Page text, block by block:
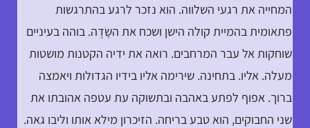
המחייה את רגעי השלווה. הוא נזכר לרגע בהתרגשות
פתאומית בהמיית קולה הישן ושכח את השָׂדֶה. בוהה בעיניים
שוחקות אל עבר המרחבים. רואה את ידיה הקטנות מושטות
מעלה. אליו. בתחינה. שירימה אליו בידיו הגדולות ויאמצה
ברוך. אפוף לפתע באהבה ובתשוקה עת עטפה אהובתו את
שני החבוקים, הוא טבע בריחה. הזיכרון מילא אותו וליבו גאה.